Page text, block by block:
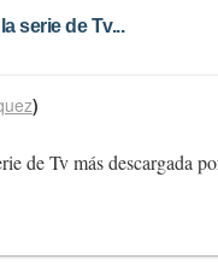
serie de Tv...
de Tv más descargada
)